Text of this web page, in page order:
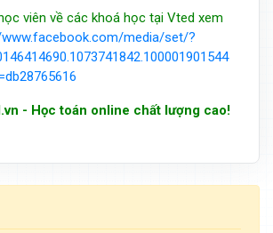
viên về các khoá học tại Vted xem
media/set/?
- Học toán online chất lượng cao!